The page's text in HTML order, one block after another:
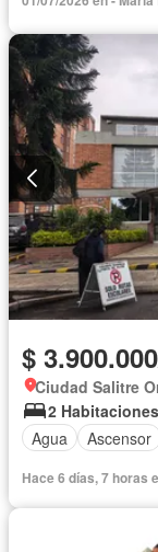
$
Ciudad Salitre
2 Habitaciones
Agua
Ascensor
Hace 6 días, 7 horas